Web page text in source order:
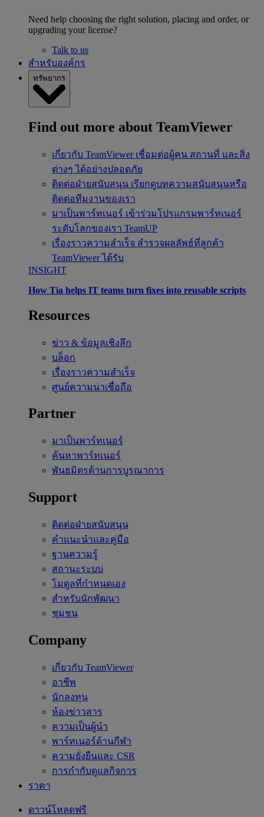
Need help choosing the right solution, placing and order, or
upgrading your license?
Talk to us
สำหรับองค์กร
ทรัพยากร
Find out more about TeamViewer
เกี่ยวกับ TeamViewer เชื่อมต่อผู้คน สถานที่ และสิ่ง
ต่างๆ ได้อย่างปลอดภัย
ติดต่อฝ่ายสนับสนุน เรียกดูบทความสนับสนุนหรือ
ติดต่อทีมงานของเรา
มาเป็นพาร์ทเนอร์ เข้าร่วมโปรแกรมพาร์ทเนอร์
ระดับโลกของเรา TeamUP
เรื่องราวความสำเร็จ สำรวจผลลัพธ์ที่ลูกค้า
TeamViewer ได้รับ
INSIGHT
How Tia helps IT teams turn fixes into reusable scripts
Resources
ข่าว & ข้อมูลเชิงลึก
บล็อก
เรื่องราวความสำเร็จ
ศูนย์ความน่าเชื่อถือ
Partner
มาเป็นพาร์ทเนอร์
ค้นหาพาร์ทเนอร์
พันธมิตรด้านการบูรณาการ
Support
ติดต่อฝ่ายสนับสนุน
คำแนะนำและคู่มือ
ฐานความรู้
สถานะระบบ
โมดูลที่กำหนดเอง
สำหรับนักพัฒนา
ชุมชน
Company
เกี่ยวกับ TeamViewer
อาชีพ
นักลงทุน
ห้องข่าวสาร
ความเป็นผู้นำ
พาร์ทเนอร์ด้านกีฬา
ความยั่งยืนและ CSR
การกำกับดูแลกิจการ
ราคา
ดาวน์โหลดฟรี